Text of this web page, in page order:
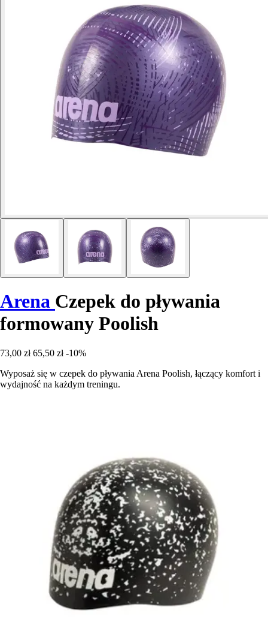
Arena Czepek do pływania
formowany Poolish
73,00 zł 65,50 zł -10%
Wyposaż się w czepek do pływania Arena Poolish, łączący komfort i
wydajność na każdym treningu.